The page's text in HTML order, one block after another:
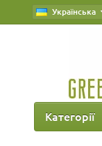
Українська
Категорії